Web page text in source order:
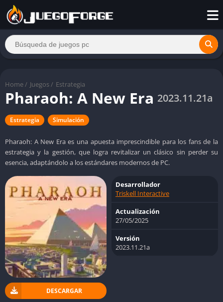
Home / Juegos / Estrategia
Pharaoh: A New Era 2023.11.21a
Estrategia Simulación
Pharaoh: A New Era es una apuesta imprescindible para los fans de la
estrategia y la gestión, que logra revitalizar un clásico sin perder su
esencia, adaptándolo a los estándares modernos de PC.
DESCARGAR
Desarrollador
Triskell Interactive
Actualización
27/05/2025
Versión
2023.11.21a